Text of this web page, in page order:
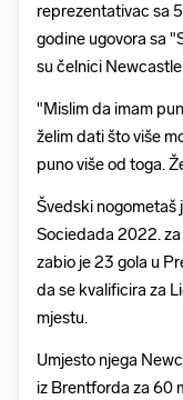
reprezentativac sa
godine ugovora sa
su čelnici
"Mislim da imam
želim dati što više
puno više od toga.
Švedski nogometaš
Sociedada 2022. za
zabio je 23 gola u
da se kvalificira za
mjestu.
Umjesto njega
iz Brentforda za 60